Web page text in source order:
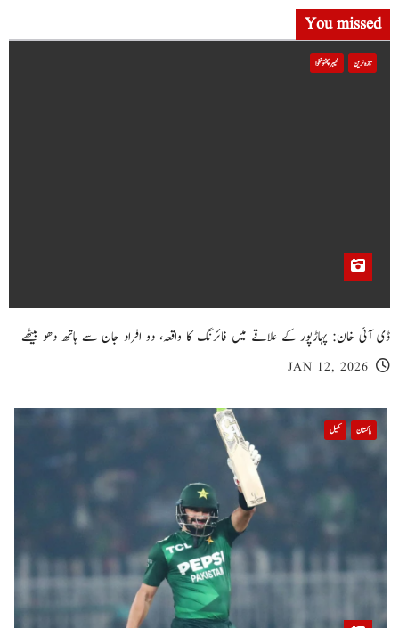
You missed
تازہ ترین خیبر پختونخوا
ڈی آئی خان: پہاڑپور کے علاقے میں فائرنگ کا واقعہ، دو افراد جان سے ہاتھ دھو بیٹھے
JAN 12, 2026
پاکستان کھیل